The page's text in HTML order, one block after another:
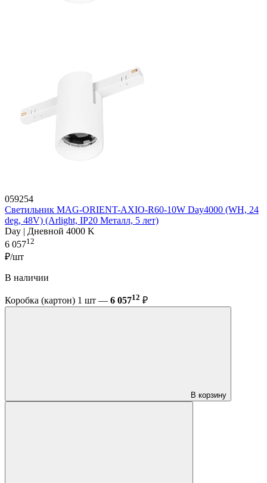
059254
Светильник MAG-ORIENT-AXIO-R60-10W Day4000 (WH, 24
deg, 48V) (Arlight, IP20 Металл, 5 лет)
Day | Дневной 4000 K
6 05712
₽/шт
В наличии
Коробка (картон) 1 шт — 6 05712 ₽
В корзину